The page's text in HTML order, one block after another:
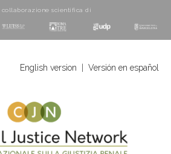
collaborazione scientifica di
English version Versión en español